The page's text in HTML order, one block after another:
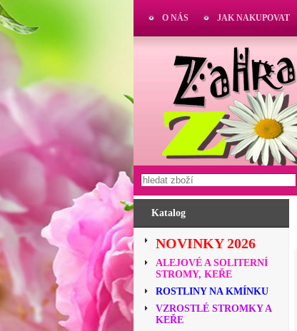
Katalog
NOVINKY 2026
ALEJOVÉ A SOLITERNÍ
STROMY, KEŘE
ROSTLINY NA KMÍNKU
VZROSTLÉ STROMKY A
KEŘE
O NÁS JAK NAKUPOVAT